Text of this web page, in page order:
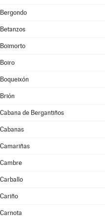
Bergondo
Betanzos
Boimorto
Boiro
Boqueixón
Brión
Cabana de Bergantiños
Cabanas
Camariñas
Cambre
Carballo
Cariño
Carnota